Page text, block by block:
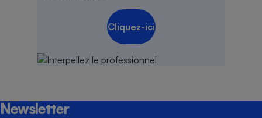
Cliquez-ici
Newsletter